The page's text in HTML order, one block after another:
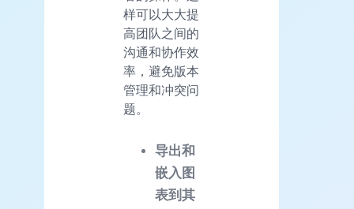
样可以大大提
高团队之间的
沟通和协作效
率，避免版本
管理和冲突问
题。
导出和
嵌入图
表到其